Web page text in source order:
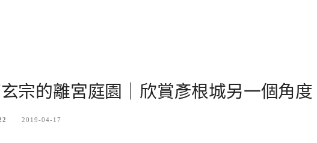
宗的離宮庭園｜欣賞彥根城另一個角度
2019-04-17